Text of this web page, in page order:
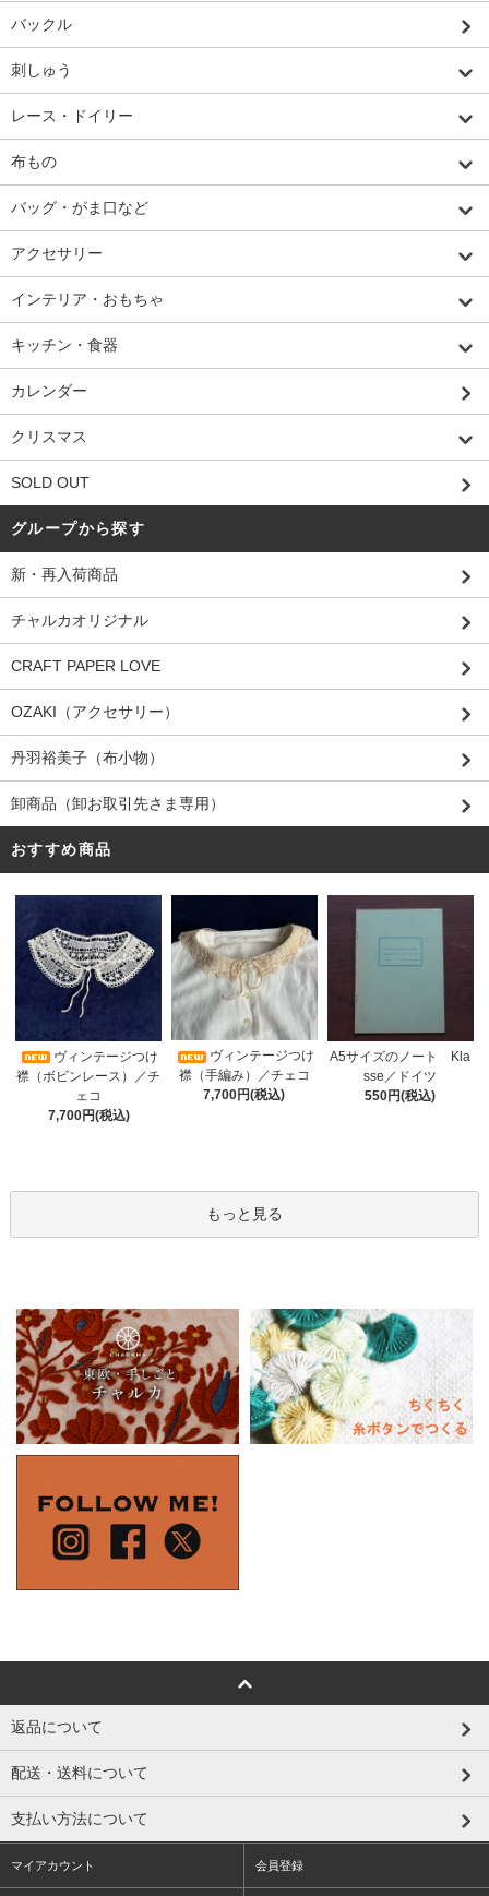
バックル
刺しゅう
レース・ドイリー
布もの
バッグ・がま口など
アクセサリー
インテリア・おもちゃ
キッチン・食器
カレンダー
クリスマス
SOLD OUT
グループから探す
新・再入荷商品
チャルカオリジナル
CRAFT PAPER LOVE
OZAKI（アクセサリー）
丹羽裕美子（布小物）
卸商品（卸お取引先さま専用）
おすすめ商品
ヴィンテージつけ
襟（ボビンレース）／チ
ェコ
7,700円(税込)
ヴィンテージつけ
襟（手編み）／チェコ
7,700円(税込)
A5サイズのノート Kla
sse／ドイツ
550円(税込)
もっと見る
返品について
配送・送料について
支払い方法について
マイアカウント 会員登録